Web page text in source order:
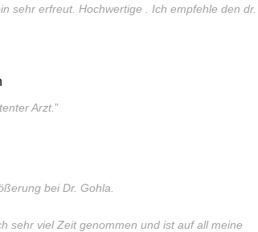
sehr erfreut. Hochwertige . Ich empfehle den dr.
Arzt.”
bei Dr. Gohla.
sehr viel Zeit genommen und ist auf all meine